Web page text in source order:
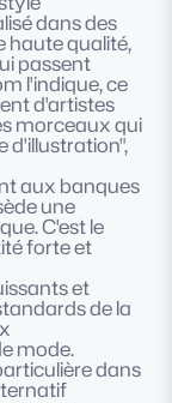
dans des
haute qualité,
passent
l'indique, ce
d'artistes
morceaux qui
d'illustration",
aux banques
une
C'est le
forte et
et
de la
mode.
dans